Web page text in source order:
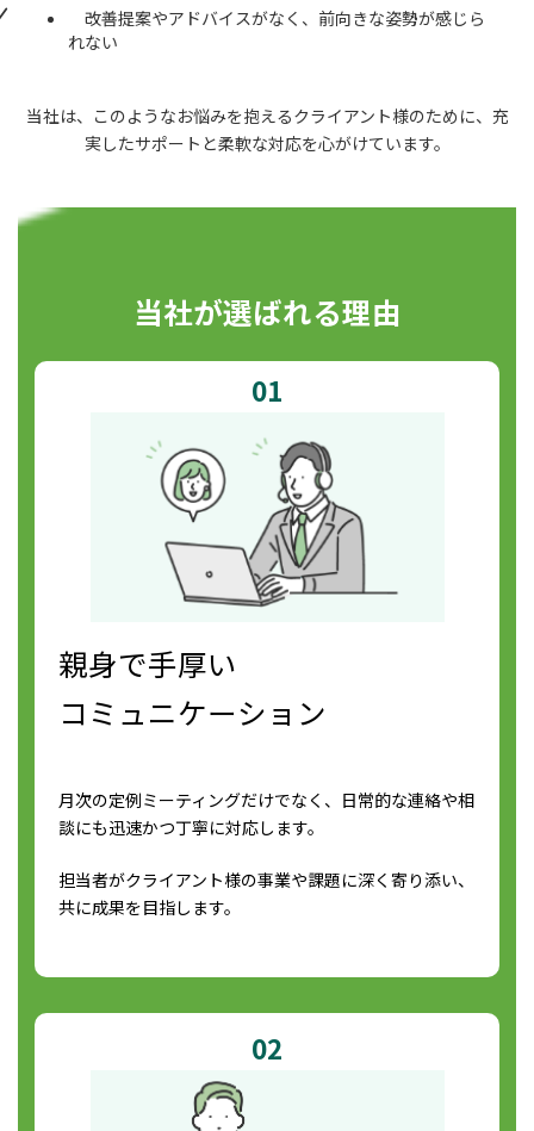
改善提案やアドバイスがなく、前向きな姿勢が感じら
れない
当社は、このようなお悩みを抱えるクライアント様のために、充
実したサポートと柔軟な対応を心がけています。
当社が選ばれる理由
01
親身で手厚い
コミュニケーション
月次の定例ミーティングだけでなく、日常的な連絡や相
談にも迅速かつ丁寧に対応します。
担当者がクライアント様の事業や課題に深く寄り添い、
共に成果を目指します。
02